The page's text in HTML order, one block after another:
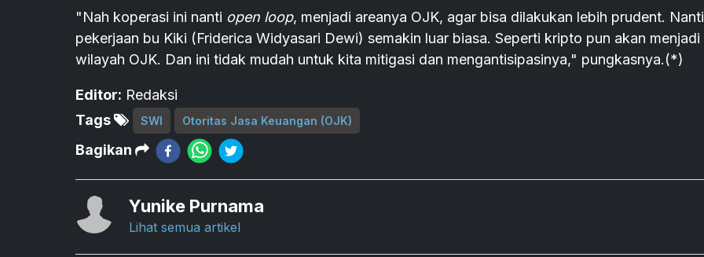
"Nah koperasi ini nanti open loop, menjadi areanya OJK, agar bisa dilakukan lebih prudent. Nanti
pekerjaan bu Kiki (Friderica Widyasari Dewi) semakin luar biasa. Seperti kripto pun akan menjadi
wilayah OJK. Dan ini tidak mudah untuk kita mitigasi dan mengantisipasinya," pungkasnya.(*)
Editor: Redaksi
Tags
SWI Otoritas Jasa Keuangan (OJK)
Bagikan
Yunike Purnama
Lihat semua artikel